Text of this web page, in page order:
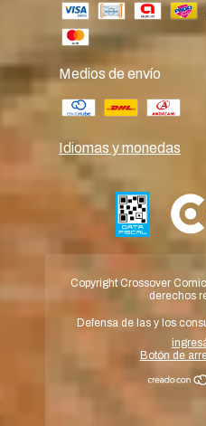
Medios de envío
Idiomas y monedas
Copyright Crossover
derechos
Defensa de las y los
Botón de